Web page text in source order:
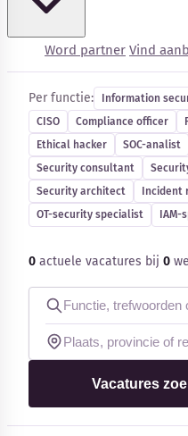
Word partner Vind
Kennisbank
Blog
Bedrijfsupdates
Externe bronnen
Woordenboek
Auteurs
Cybersecurity-
Per functie: Information
CISO
Compliance officer
Ethical hacker
SOC-analist
Security consultant
Security architect
Incident
OT-security specialist
IAM-
0 actuele vacatures bij 0
Vacatures